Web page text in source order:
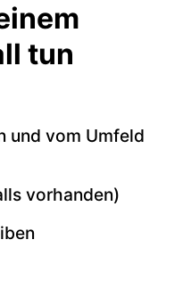
tun
und vom Umfeld
vorhanden)